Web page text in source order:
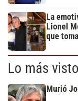
La
Lionel
que
Lo más
Murió